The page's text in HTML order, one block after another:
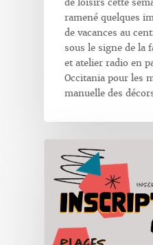
ramené quelques
de vacances au
sous le signe de la
et atelier radio en
Occitania pour les
manuelle des